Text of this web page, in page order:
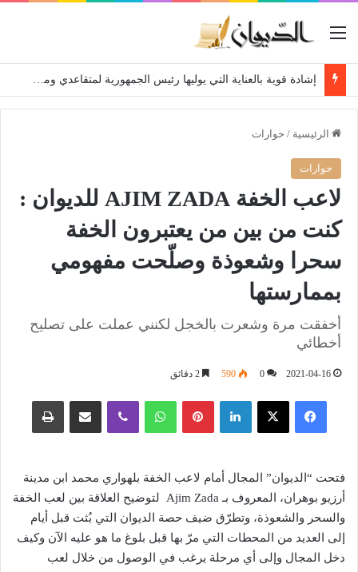
القائمة
إشادة قوية بالعناية التي يوليها رئيس الجمهورية لمتقاعدي ومعطوبي وكبار جرحى الجيش الوطني الشعبي
الرئيسية / حوارات
حوارات
لاعب الخفة AJIM ZADA للديوان :
كنت من بين من يعتبرون الخفة
سحرا وشعوذة وصلّحت مفهومي
بممارستها
أخفقت مرة وشعرت بالخجل لكنني عملت على تصليح
أخطائي
2021-04-16
0
590
فيسبوك ‫X لينكدإن بينتيريست واتساب ڤايبر مشاركة عبر البريد
فتحت “الديوان” المجال أمام لاعب الخفة بلهواري محمد ابن مدينة
أرزيو بوهران، المعروف بـ Ajim Zada لتوضيح العلاقة بين لعب الخفة
والسحر والشعوذة، وتطرّق ضيف حصة الديوان التي بُثت قبل أيام
إلى العديد من المحطات التي مرّ بها قبل بلوغ ما هو عليه الآن وكيف
دخل المجال وإلى أي مرحلة يرغب في الوصول من خلال لعب